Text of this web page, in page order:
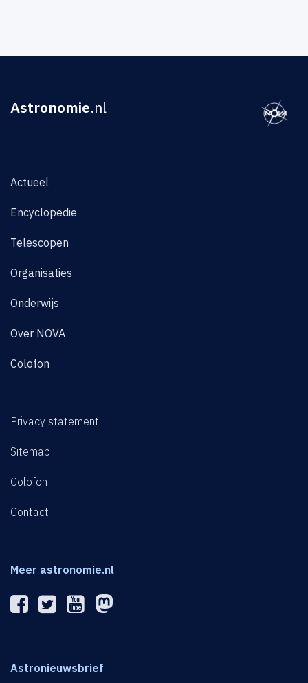
Astronomie.nl
Actueel
Encyclopedie
Telescopen
Organisaties
Onderwijs
Over NOVA
Colofon
Privacy statement
Sitemap
Colofon
Contact
Meer astronomie.nl
Astronieuwsbrief